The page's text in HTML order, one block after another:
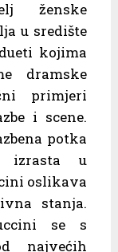
ženske
u središte
kojima
dramske
primjeri
i scene.
potka
izrasta u
oslikava
stanja.
se s
najvećih